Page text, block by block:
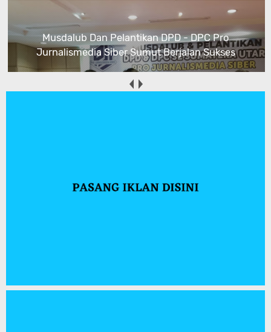
Musdalub Dan Pelantikan DPD - DPC Pro
Jurnalismedia Siber Sumut Berjalan Sukses